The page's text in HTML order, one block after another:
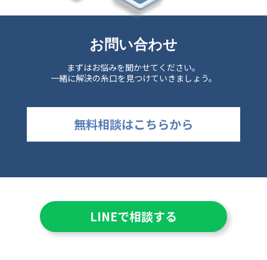
お問い合わせ
まずはお悩みを聞かせてください。
一緒に解決の糸口を見つけていきましょう。
無料相談はこちらから
LINEで相談する